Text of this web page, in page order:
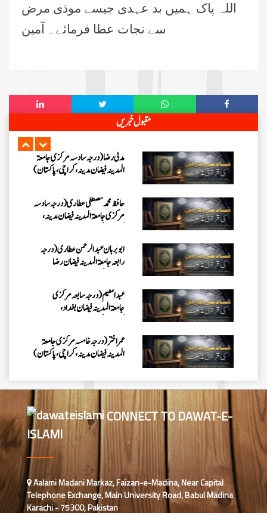
اللہ پاک ہمیں بد عہدی جیسے موذی مرض
سے نجات عطا فرمائے۔ آمین
مقبول خبریں
ارشد علی عطاری (درجہ خامسہ
مرکزی جامعۃ المدینہ فیضانِ مدینہ،
عبد الرسول (درجہ خامسہ مرکزی
جامعۃ المدینہ فیضان مدینہ ،کراچی
مدنی رضا(درجہ سادسہ مرکز ی جامعۃ
المدینہ فیضان مدینہ ،کراچی،پاکستان)
حافظ محمد مصطفٰی عطاری (درجہ سادسہ
مرکزی جامعۃالمدينہ فیضان مدینہ،
ابو برہان عبدالرحمن عطاری (درجہ
رابعہ جامعۃالمدینہ فیضان رضا
عبدالمقیم (درجہ سابعہ مرکزی
جامعۃالمدینہ فیضان بغداد،
عمر اختر (درجہ خامسہ مرکزی جامعۃ
المدینہ فیضان مدینہ ،کراچی،پاکستان)
محمد وقاص (مرکزی جامعۃ المدینہ
فیضان مدینہ،کراچی ،پاکستان)
محمد سعد عمران (درجہ عالیہ مرکزی
جامعۃ المدینہ فیضانِ مدینہ ،کراچی
،پاکستان)
احمد رضا ہاشمی (درجہ خامسہ مرکزی
جامعۃ المدينہ فيضان عثمان غنى،
کراچی،پاکستان)
CONNECT TO DAWAT-E-
ISLAMI
Aalami Madani Markaz, Faizan-e-Madina, Near Capital
Telephone Exchange, Main University Road, Babul Madina
Karachi - 75300, Pakistan